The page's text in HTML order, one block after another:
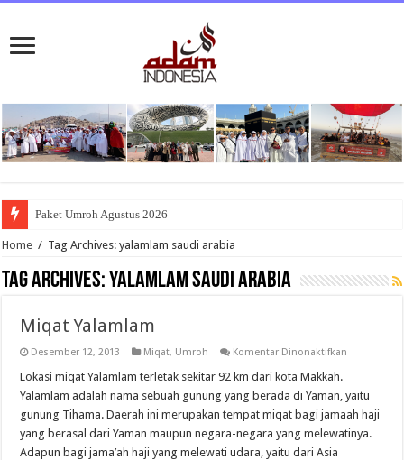
Paket Umroh Agustus 2026
Home / Tag Archives: yalamlam saudi arabia
Tag Archives:yalamlam saudi arabia
Miqat Yalamlam
Desember 12, 2013 Miqat, Umroh Komentar Dinonaktifkan
Lokasi miqat Yalamlam terletak sekitar 92 km dari kota Makkah.
Yalamlam adalah nama sebuah gunung yang berada di Yaman, yaitu
gunung Tihama. Daerah ini merupakan tempat miqat bagi jamaah haji
yang berasal dari Yaman maupun negara-negara yang melewatinya.
Adapun bagi jama’ah haji yang melewati udara, yaitu dari Asia